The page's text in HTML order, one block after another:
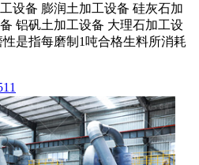
设备 膨润土加工设备 硅灰石加
铝矾土加工设备 大理石加工设
是指每磨制1吨合格生料所消耗